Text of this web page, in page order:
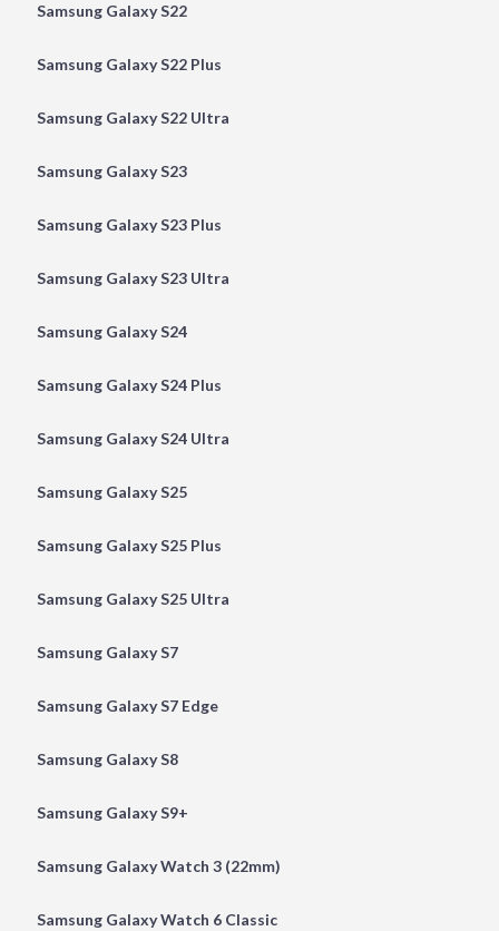
Samsung Galaxy S22
Samsung Galaxy S22 Plus
Samsung Galaxy S22 Ultra
Samsung Galaxy S23
Samsung Galaxy S23 Plus
Samsung Galaxy S23 Ultra
Samsung Galaxy S24
Samsung Galaxy S24 Plus
Samsung Galaxy S24 Ultra
Samsung Galaxy S25
Samsung Galaxy S25 Plus
Samsung Galaxy S25 Ultra
Samsung Galaxy S7
Samsung Galaxy S7 Edge
Samsung Galaxy S8
Samsung Galaxy S9+
Samsung Galaxy Watch 3 (22mm)
Samsung Galaxy Watch 6 Classic